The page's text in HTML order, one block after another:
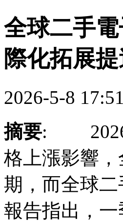
全球二手
際化拓展
2026-5-8 17:51
摘要: 2026
格上漲影響
期，而全球
報告指出，